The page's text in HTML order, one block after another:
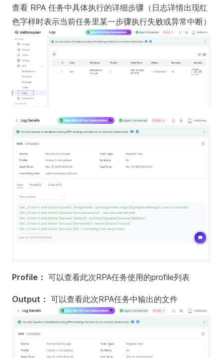
查看 RPA 任务中具体执行的详细步骤（日志详情出现红
色字样时表示当前任务里某一步骤执行失败或异常中断）
Profile： 可以查看此次RPA任务使用的profile列表
Output： 可以查看此次RPA任务中输出的文件